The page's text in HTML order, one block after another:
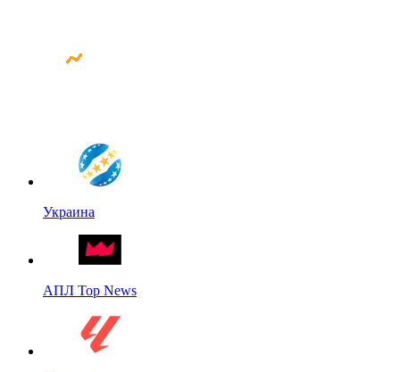
Украина
АПЛ Top News